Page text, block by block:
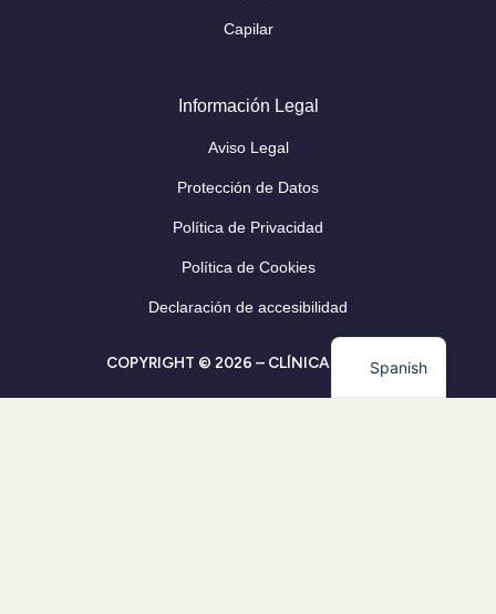
Capilar
Información Legal
Aviso Legal
Protección de Datos
Política de Privacidad
Política de Cookies
Declaración de accesibilidad
COPYRIGHT © 2026 – CLÍNICA CLEVERSpanish